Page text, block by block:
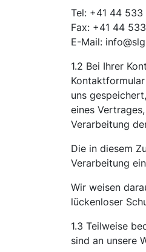
Tel: +41 44
Fax: +41 44
E-Mail:
1.2 Bei Ihrer
uns
eines
Verarbeitung
Die in diesem
Verarbeitung
Wir weisen
lückenloser
1.3 Teilweise
sind an unsere